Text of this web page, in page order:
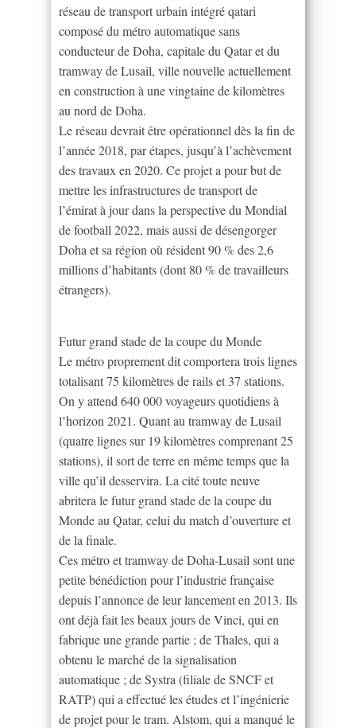
réseau de transport urbain intégré qatari
composé du métro automatique sans
conducteur de Doha, capitale du Qatar et du
tramway de Lusail, ville nouvelle actuellement
en construction à une vingtaine de kilomètres
au nord de Doha.
Le réseau devrait être opérationnel dès la fin de
l’année 2018, par étapes, jusqu’à l’achèvement
des travaux en 2020. Ce projet a pour but de
mettre les infrastructures de transport de
l’émirat à jour dans la perspective du Mondial
de football 2022, mais aussi de désengorger
Doha et sa région où résident 90 % des 2,6
millions d’habitants (dont 80 % de travailleurs
étrangers).
Futur grand stade de la coupe du Monde
Le métro proprement dit comportera trois lignes
totalisant 75 kilomètres de rails et 37 stations.
On y attend 640 000 voyageurs quotidiens à
l’horizon 2021. Quant au tramway de Lusail
(quatre lignes sur 19 kilomètres comprenant 25
stations), il sort de terre en même temps que la
ville qu’il desservira. La cité toute neuve
abritera le futur grand stade de la coupe du
Monde au Qatar, celui du match d’ouverture et
de la finale.
Ces métro et tramway de Doha-Lusail sont une
petite bénédiction pour l’industrie française
depuis l’annonce de leur lancement en 2013. Ils
ont déjà fait les beaux jours de Vinci, qui en
fabrique une grande partie ; de Thales, qui a
obtenu le marché de la signalisation
automatique ; de Systra (filiale de SNCF et
RATP) qui a effectué les études et l’ingénierie
de projet pour le tram. Alstom, qui a manqué le